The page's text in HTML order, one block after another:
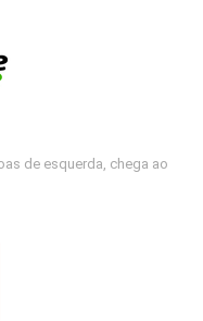
de esquerda, chega ao